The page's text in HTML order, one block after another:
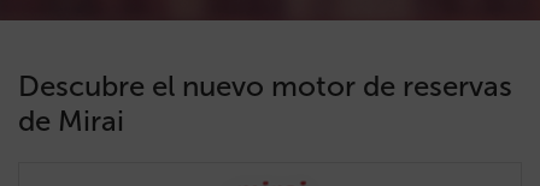
Descubre el nuevo motor de reservas
de Mirai